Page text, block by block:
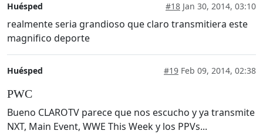
Huésped #18 Jan 30, 2014, 03:10
realmente seria grandioso que claro transmitiera este
magnifico deporte
Huésped #19 Feb 09, 2014, 02:38
PWC
Bueno CLAROTV parece que nos escucho y ya transmite
NXT, Main Event, WWE This Week y los PPVs...